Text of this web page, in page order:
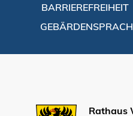
BARRIEREFREIHEIT
Rathaus